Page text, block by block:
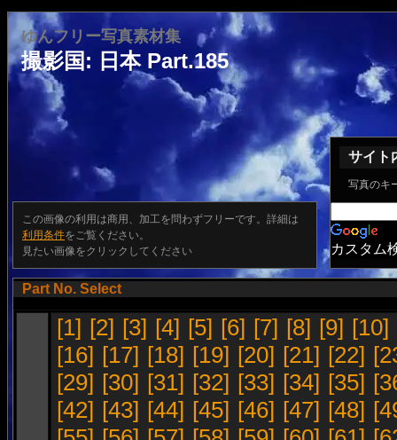
ゆんフリー写真素材集
撮影国: 日本 Part.185
この画像の利用は商用、加工を問わずフリーです。詳細は
利用条件をご覧ください。
見たい画像をクリックしてください
サイト
写真のキ
カスタム
Part No. Select
[1] [2] [3] [4] [5] [6] [7] [8] [9] [10]
[16] [17] [18] [19] [20] [21] [22]
[29] [30] [31] [32] [33] [34] [35]
[42] [43] [44] [45] [46] [47] [48]